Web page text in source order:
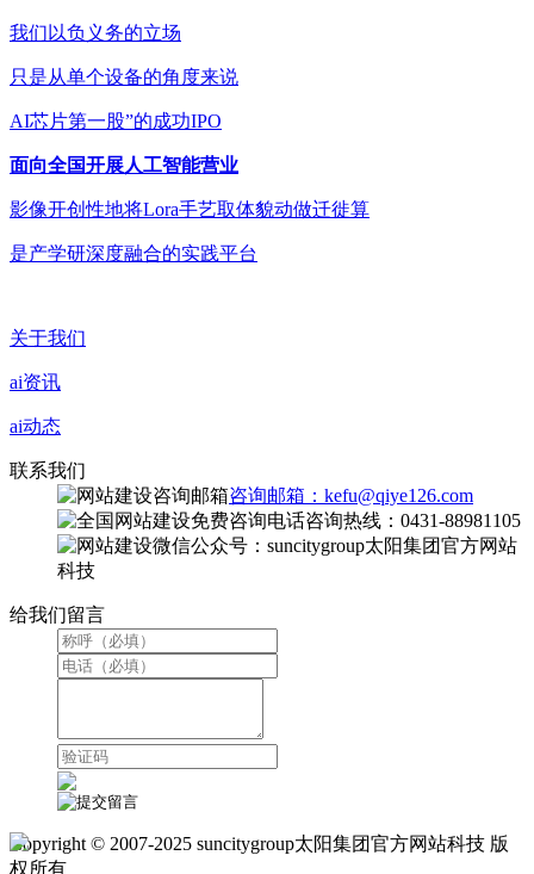
我们以负义务的立场
只是从单个设备的角度来说
AI芯片第一股”的成功IPO
面向全国开展人工智能营业
影像开创性地将Lora手艺取体貌动做迁徙算
是产学研深度融合的实践平台
关于我们
ai资讯
ai动态
联系我们
咨询邮箱：kefu@qiye126.com
咨询热线：0431-88981105
微信公众号：suncitygroup太阳集团官方网站
科技
给我们留言
Copyright © 2007-2025 suncitygroup太阳集团官方网站科技 版
权所有